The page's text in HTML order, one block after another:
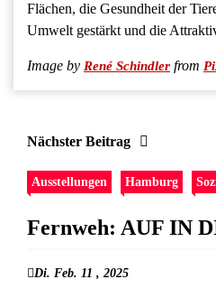
Flächen, die Gesundheit der
Umwelt gestärkt und die
Image by René Schindler from
Nächster Beitrag
Ausstellungen Hamburg
Fernweh: AUF IN
Di. Feb. 11 , 2025